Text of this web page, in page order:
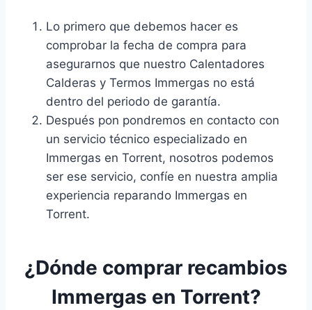
Lo primero que debemos hacer es
comprobar la fecha de compra para
asegurarnos que nuestro Calentadores
Calderas y Termos Immergas no está
dentro del periodo de garantía.
Después pon pondremos en contacto con
un servicio técnico especializado en
Immergas en Torrent, nosotros podemos
ser ese servicio, confíe en nuestra amplia
experiencia reparando Immergas en
Torrent.
¿Dónde comprar recambios
Immergas en Torrent?